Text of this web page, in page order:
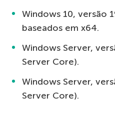
Windows 10, versão
baseados em x64.
Windows Server,
Server Core).
Windows Server,
Server Core).